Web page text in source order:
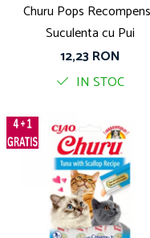
Churu Pops
Suculenta cu Pui
12,23 RON
IN STOC